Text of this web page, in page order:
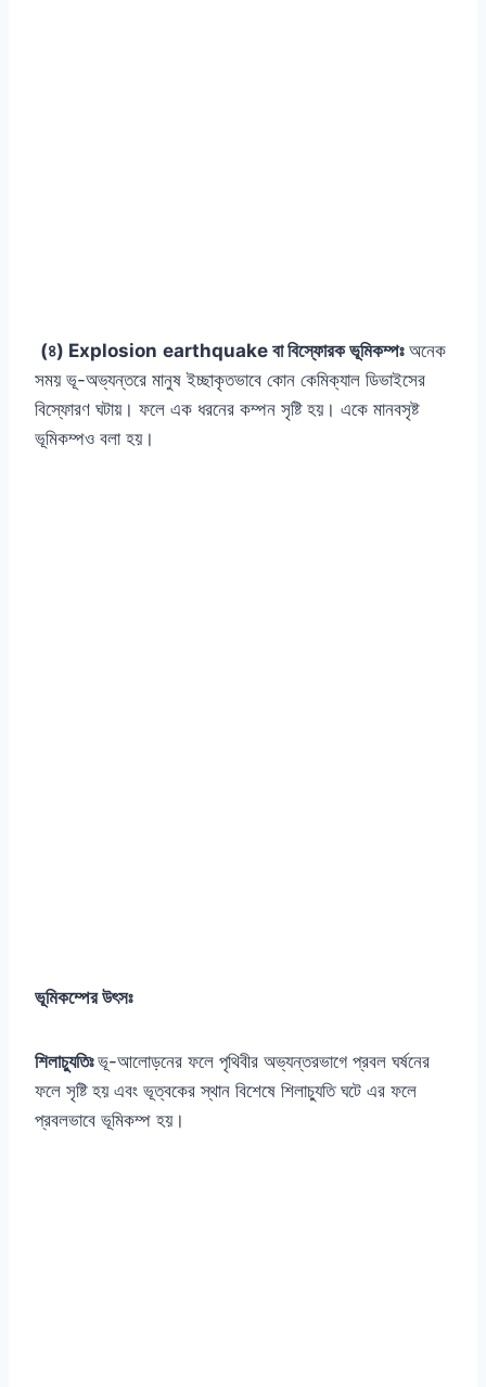
(৪) Explosion earthquake বা বিস্ফোরক ভূমিকম্পঃঅনেক
সময় ভূ-অভ্যন্তরে মানুষ ইচ্ছাকৃতভাবে কোন কেমিক্যাল ডিভাইসের
বিস্ফোরণ ঘটায়। ফলে এক ধরনের কম্পন সৃষ্টি হয়। একে মানবসৃষ্ট
ভূমিকম্পও বলা হয়।
ভূমিকম্পের উৎসঃ
শিলাচ্যুতিঃভূ-আলোড়নের ফলে পৃথিবীর অভ্যন্তরভাগে প্রবল ঘর্ষনের
ফলে সৃষ্টি হয় এবং ভূত্বকের স্থান বিশেষে শিলাচ্যুতি ঘটে এর ফলে
প্রবলভাবে ভূমিকম্প হয়।